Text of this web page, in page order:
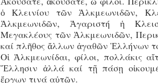
ὁ Κλεινίου τῶν Ἀλκμεωνιδῶν,
Ἀλκμεωνιδῶν, Ἀγαριστή ἡ
Μεγακλέους τῶν Ἀλκμεωνιδῶν,
καί πλῆθος ἄλλων ἀγαθῶν Ἑλλήνων
Οἱ Ἀλκμεωνίδαι, φίλοι, πολλάκις
Ἕλλησιν ἀλλά καί τῇ πάσῃ
ἔργων τινά αὐτῶν.